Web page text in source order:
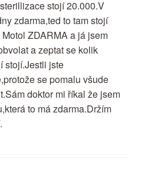
stojí 20.000.V
zdarma,ted to tam stojí
ZDARMA a já jsem
a zeptat se kolik
stojí.Jestli jste
se pomalu všude
doktor mi říkal že jsem
to má zdarma.Držím